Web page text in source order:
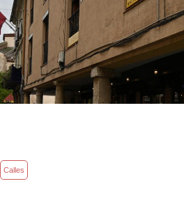
Calles